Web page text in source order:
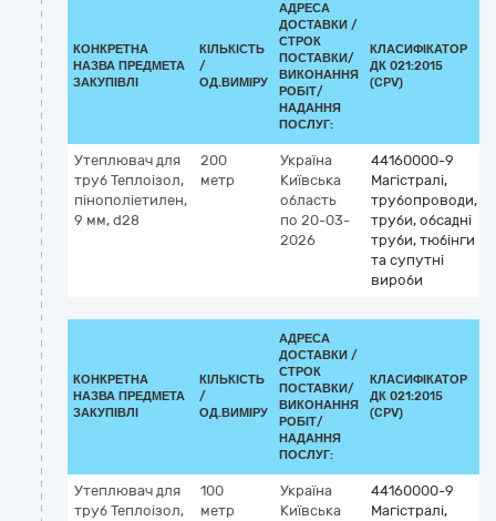
КОНКРЕТНА
НАЗВА ПРЕДМЕТА
ЗАКУПІВЛІ
КІЛЬКІСТЬ
/
ОД.ВИМІРУ
АДРЕСА
ДОСТАВКИ /
СТРОК
ПОСТАВКИ/
ВИКОНАННЯ
РОБІТ/
НАДАННЯ
ПОСЛУГ:
КЛАСИФІКАТОР
ДК 021:2015
(CPV)
Утеплювач для
труб Теплоізол,
пінополіетилен,
9 мм, d28
200
метр
Україна
Київська
область
по 20-03-
2026
44160000-9
Магістралі,
трубопроводи,
труби, обсадні
труби, тюбінги
та супутні
вироби
КОНКРЕТНА
НАЗВА ПРЕДМЕТА
ЗАКУПІВЛІ
КІЛЬКІСТЬ
/
ОД.ВИМІРУ
АДРЕСА
ДОСТАВКИ /
СТРОК
ПОСТАВКИ/
ВИКОНАННЯ
РОБІТ/
НАДАННЯ
ПОСЛУГ:
КЛАСИФІКАТОР
ДК 021:2015
(CPV)
Утеплювач для
труб Теплоізол,
100
метр
Україна
Київська
44160000-9
Магістралі,